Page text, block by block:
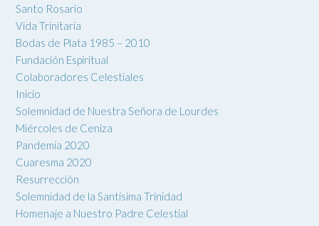
Santo Rosario
Vida Trinitaria
Bodas de Plata 1985 – 2010
Fundación Espiritual
Colaboradores Celestiales
Inicio
Solemnidad de Nuestra Señora de Lourdes
Miércoles de Ceniza
Pandemia 2020
Cuaresma 2020
Resurrección
Solemnidad de la Santísima Trinidad
Homenaje a Nuestro Padre Celestial